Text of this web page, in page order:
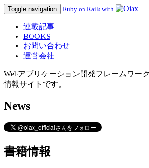
Toggle navigation Ruby on Rails with
連載記事
BOOKS
お問い合わせ
運営会社
Webアプリケーション開発フレームワーク
情報サイトです。
News
書籍情報